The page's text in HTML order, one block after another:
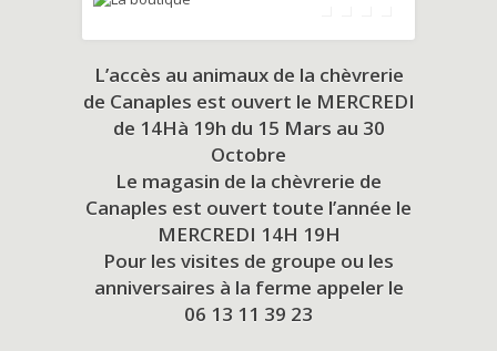
L’accès au animaux de la chèvrerie
de Canaples est ouvert le MERCREDI
de 14Hà 19h du 15 Mars au 30
Octobre
Le magasin de la chèvrerie de
Canaples est ouvert toute l’année le
MERCREDI 14H 19H
Pour les visites de groupe ou les
anniversaires à la ferme appeler le
06 13 11 39 23